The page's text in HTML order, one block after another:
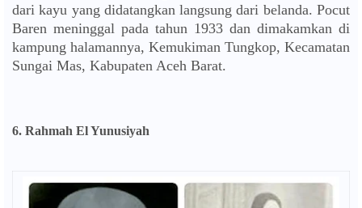
dari kayu yang didatangkan langsung dari belanda. Pocut
Baren meninggal pada tahun 1933 dan dimakamkan di
kampung halamannya, Kemukiman Tungkop, Kecamatan
Sungai Mas, Kabupaten Aceh Barat.
6. Rahmah El Yunusiyah